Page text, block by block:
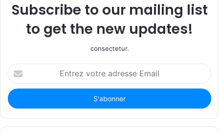
Subscribe to our mailing list
to get the new updates!
consectetur.
Entrez
votre
adresse
Email